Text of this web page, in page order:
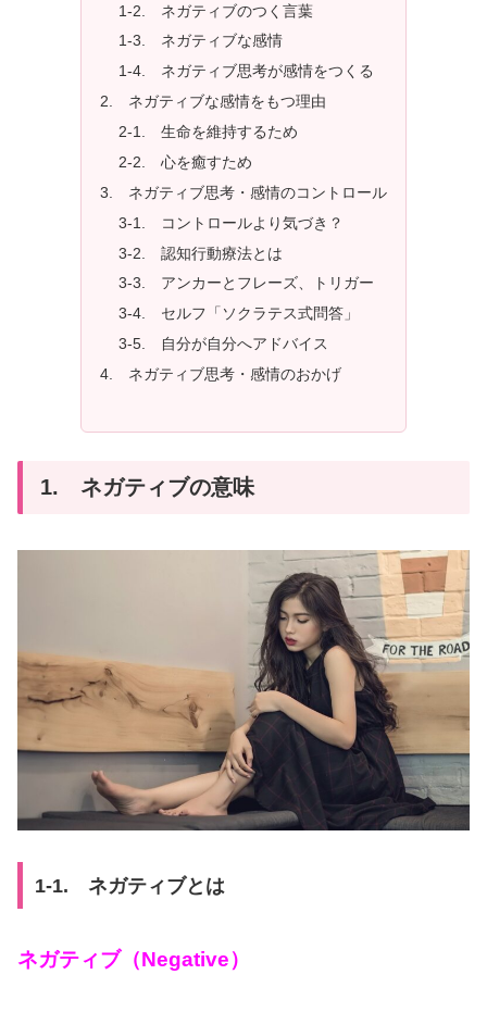
1-2. ネガティブのつく言葉
1-3. ネガティブな感情
1-4. ネガティブ思考が感情をつくる
2. ネガティブな感情をもつ理由
2-1. 生命を維持するため
2-2. 心を癒すため
3. ネガティブ思考・感情のコントロール
3-1. コントロールより気づき？
3-2. 認知行動療法とは
3-3. アンカーとフレーズ、トリガー
3-4. セルフ「ソクラテス式問答」
3-5. 自分が自分へアドバイス
4. ネガティブ思考・感情のおかげ
1. ネガティブの意味
1-1. ネガティブとは
ネガティブ（Negative）